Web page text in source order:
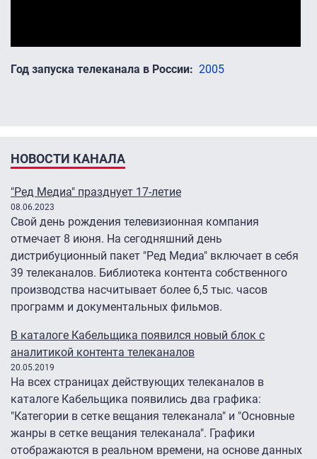
Год запуска телеканала в России 2005
НОВОСТИ КАНАЛА
"Ред Медиа" празднует 17-летие
08.06.2023
Свой день рождения телевизионная компания
отмечает 8 июня. На сегодняшний день
дистрибуционный пакет "Ред Медиа" включает в себя
39 телеканалов. Библиотека контента собственного
производства насчитывает более 6,5 тыс. часов
программ и документальных фильмов.
В каталоге Кабельщика появился новый блок с
аналитикой контента телеканалов
20.05.2019
На всех страницах действующих телеканалов в
каталоге Кабельщика появились два графика:
"Категории в сетке вещания телеканала" и "Основные
жанры в сетке вещания телеканала". Графики
отображаются в реальном времени, на основе данных